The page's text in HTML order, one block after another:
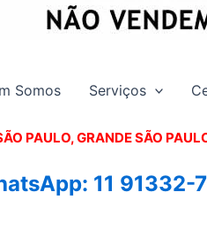
Somos Serviços
PAULO, GRANDE SÃO
11 91332-